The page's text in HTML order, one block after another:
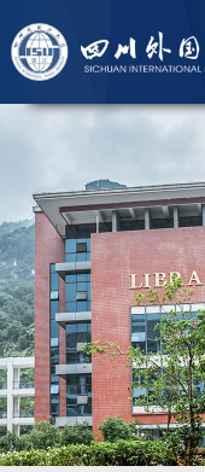
首页
中心概况
科学研究
学术团队